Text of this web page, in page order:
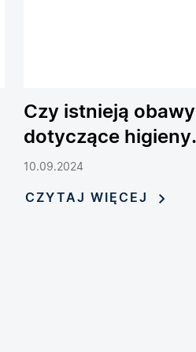
Czy istnieją obawy
dotyczące higieny
związane z
myjącymi?
10.09.2024
CZYTAJ WIĘCEJ